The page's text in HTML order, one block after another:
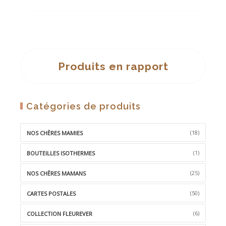
WISHLIST
Produits en rapport
Catégories de produits
NOS CHÈRES MAMIES (18)
BOUTEILLES ISOTHERMES (1)
NOS CHÈRES MAMANS (25)
CARTES POSTALES (50)
COLLECTION FLEUREVER (6)